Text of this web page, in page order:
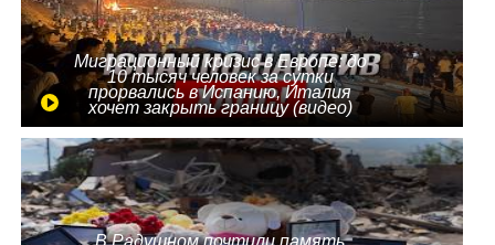
Миграционный кризис в Европе: до
10 тысяч человек за сутки
прорвались в Испанию, Италия
хочет закрыть границу (видео)